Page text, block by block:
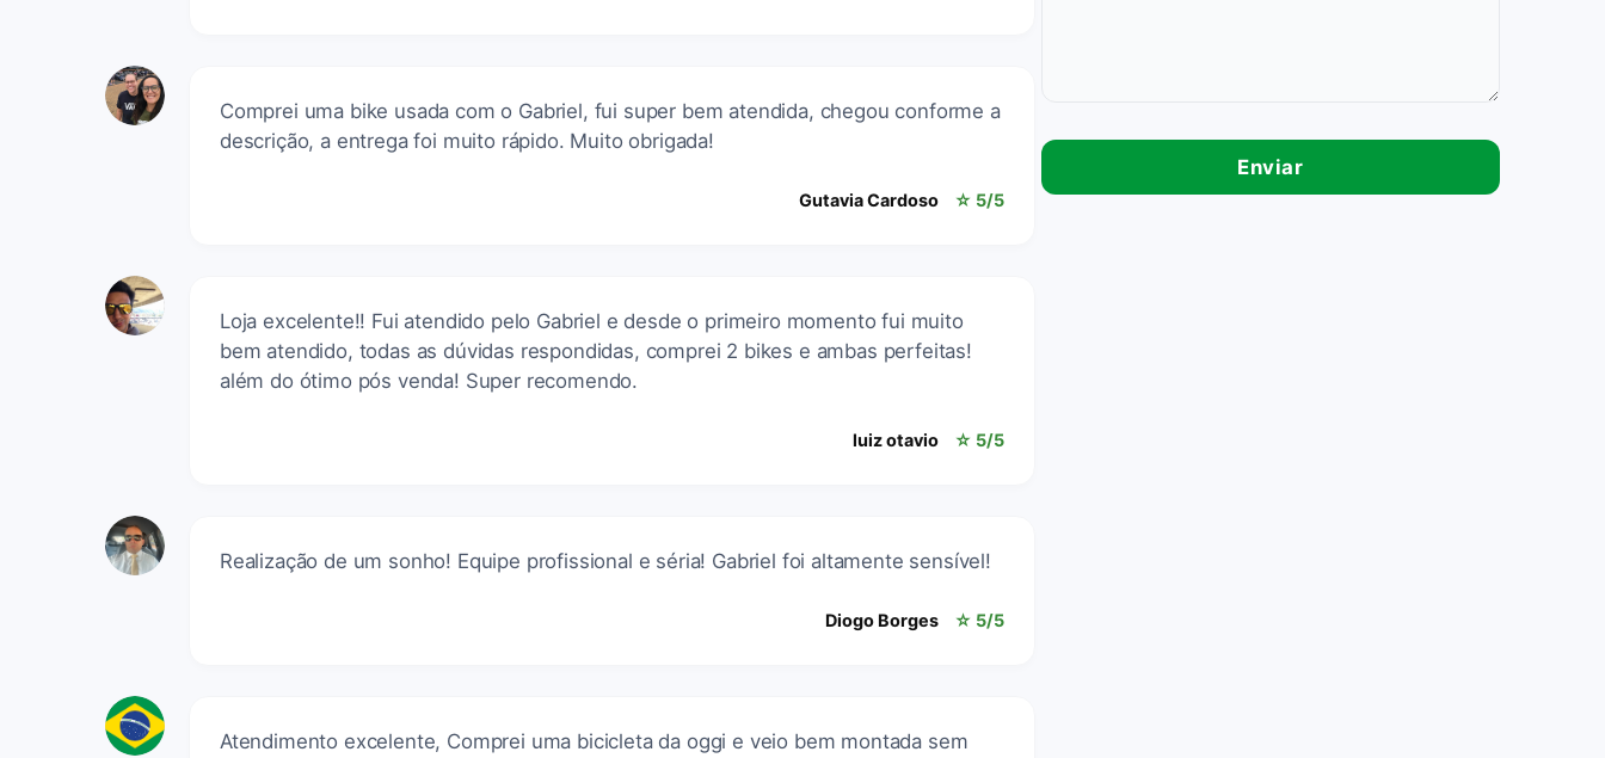
Comprei uma bike usada com o Gabriel, fui super bem atendida, chegou conforme a
descrição, a entrega foi muito rápido. Muito obrigada!
Gutavia Cardoso ☆ 5/5
Loja excelente!! Fui atendido pelo Gabriel e desde o primeiro momento fui muito
bem atendido, todas as dúvidas respondidas, comprei 2 bikes e ambas perfeitas!
além do ótimo pós venda! Super recomendo.
luiz otavio ☆ 5/5
Realização de um sonho! Equipe profissional e séria! Gabriel foi altamente sensível!
Diogo Borges ☆ 5/5
Atendimento excelente, Comprei uma bicicleta da oggi e veio bem montada sem